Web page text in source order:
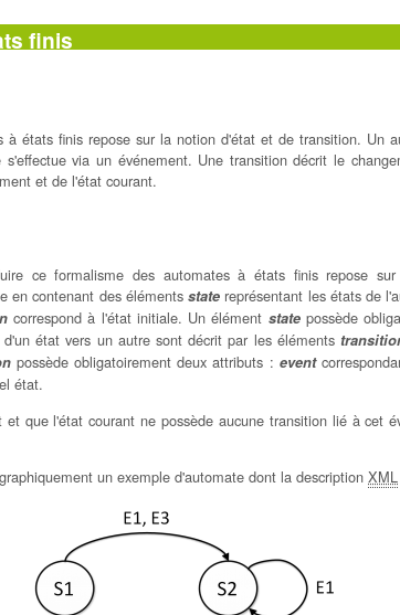
finis
à états finis repose sur la notion d'état et de transition. Un
via un événement. Une transition décrit le
et de l'état courant.
ce formalisme des automates à états finis repose
en contenant des éléments state représentant les états de
correspond à l'état initiale. Un élément statepossède
état vers un autre sont décrit par les éléments
possède obligatoirement deux attributs : event
état.
et que l'état courant ne possède aucune transition lié à cet
un exemple d'automate dont la description XML